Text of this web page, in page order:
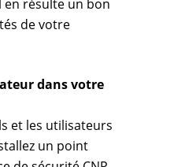
en résulte un bon
de votre
dans votre
et les utilisateurs
un point